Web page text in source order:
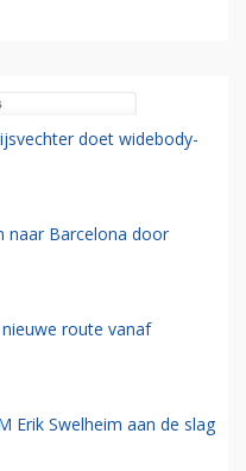
doet widebody-
naar Barcelona door
route vanaf
Erik Swelheim aan de slag